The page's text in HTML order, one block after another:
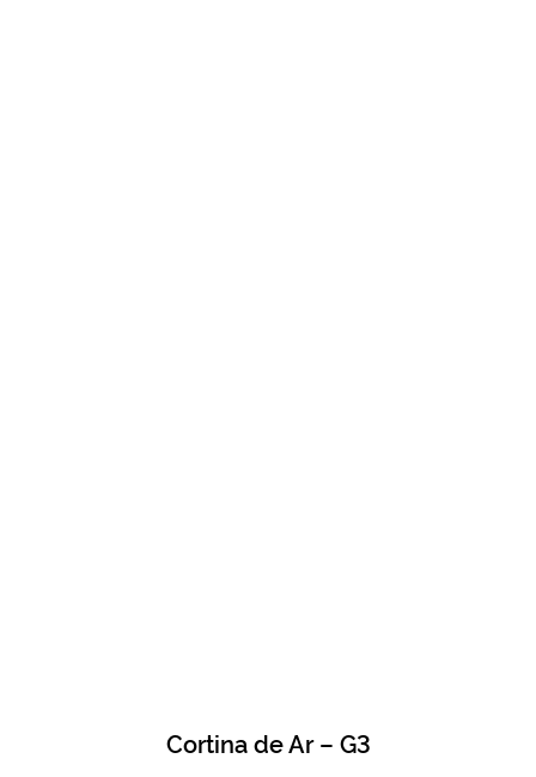
Cortina de Ar – G3